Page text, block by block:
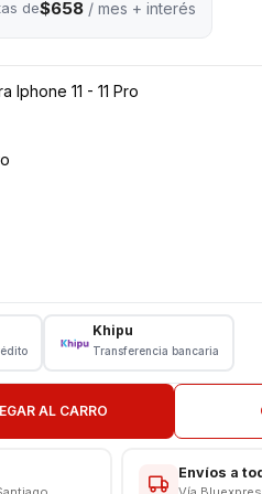
de$658/ mes + interés
Iphone 11 - 11 Pro
Khipu
Transferencia bancaria
AL CARRO
Envíos a